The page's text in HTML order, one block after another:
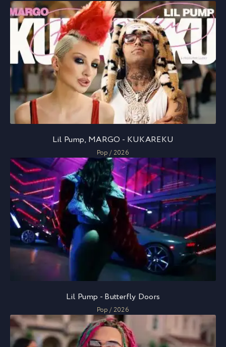
Lil Pump, MARGO - KUKAREKU
Pop / 2026
Lil Pump - Butterfly Doors
Pop / 2026